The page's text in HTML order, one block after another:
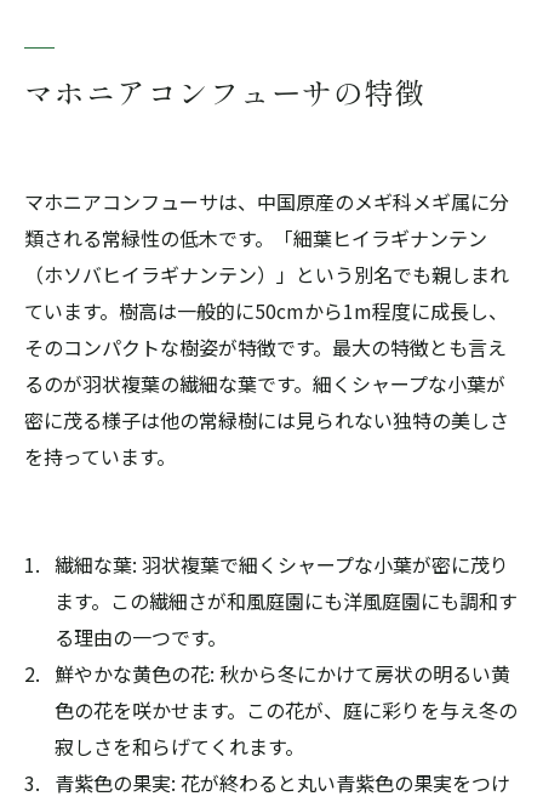
まとめ
マホニアコンフューサの特徴
マホニアコンフューサは、中国原産のメギ科メギ属に分
類される常緑性の低木です。「細葉ヒイラギナンテン
（ホソバヒイラギナンテン）」という別名でも親しまれ
ています。樹高は一般的に50cmから1m程度に成長し、
そのコンパクトな樹姿が特徴です。最大の特徴とも言え
るのが羽状複葉の繊細な葉です。細くシャープな小葉が
密に茂る様子は他の常緑樹には見られない独特の美しさ
を持っています。
繊細な葉: 羽状複葉で細くシャープな小葉が密に茂り
ます。この繊細さが和風庭園にも洋風庭園にも調和す
る理由の一つです。
鮮やかな黄色の花: 秋から冬にかけて房状の明るい黄
色の花を咲かせます。この花が、庭に彩りを与え冬の
寂しさを和らげてくれます。
青紫色の果実: 花が終わると丸い青紫色の果実をつけ